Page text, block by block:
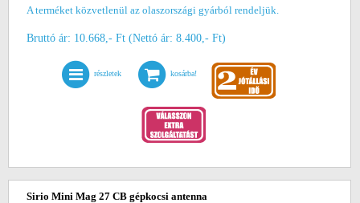
A terméket közvetlenül az olaszországi gyárból rendeljük.
Bruttó ár: 10.668,- Ft (Nettó ár: 8.400,- Ft)
részletek kosárba!
Sirio Mini Mag 27 CB gépkocsi antenna